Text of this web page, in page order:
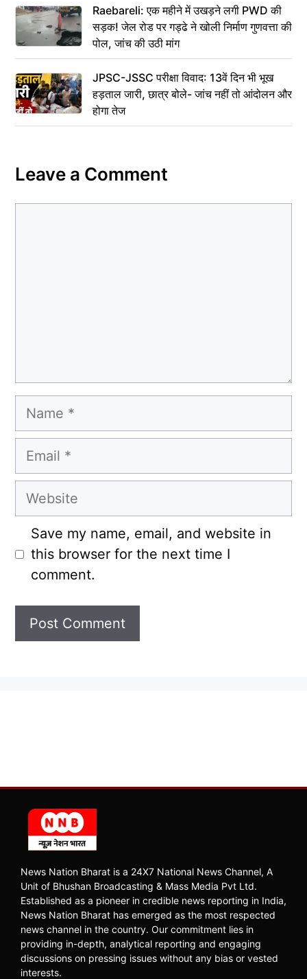
Raebareli: एक महीने में उखड़ने लगी PWD की
सड़क! जेल रोड पर गड्ढे ने खोली निर्माण गुणवत्ता की
पोल, जांच की उठी मांग
JPSC-JSSC परीक्षा विवाद: 13वें दिन भी भूख
हड़ताल जारी, छात्र बोले- जांच नहीं तो आंदोलन और
होगा तेज
Leave a Comment
Name
Email
Website
Save my name, email, and website in
this browser for the next time I
comment.
News Nation Bharat is a 24X7 National News Channel, A
Unit of Bhushan Broadcasting & Mass Media Pvt Ltd.
Established as a pioneer in credible news reporting in India,
News Nation Bharat has emerged as the most respected
news channel in the country. Our commitment lies in
providing in-depth, analytical reporting and engaging
discussions on pressing issues without any bias or vested
interests.